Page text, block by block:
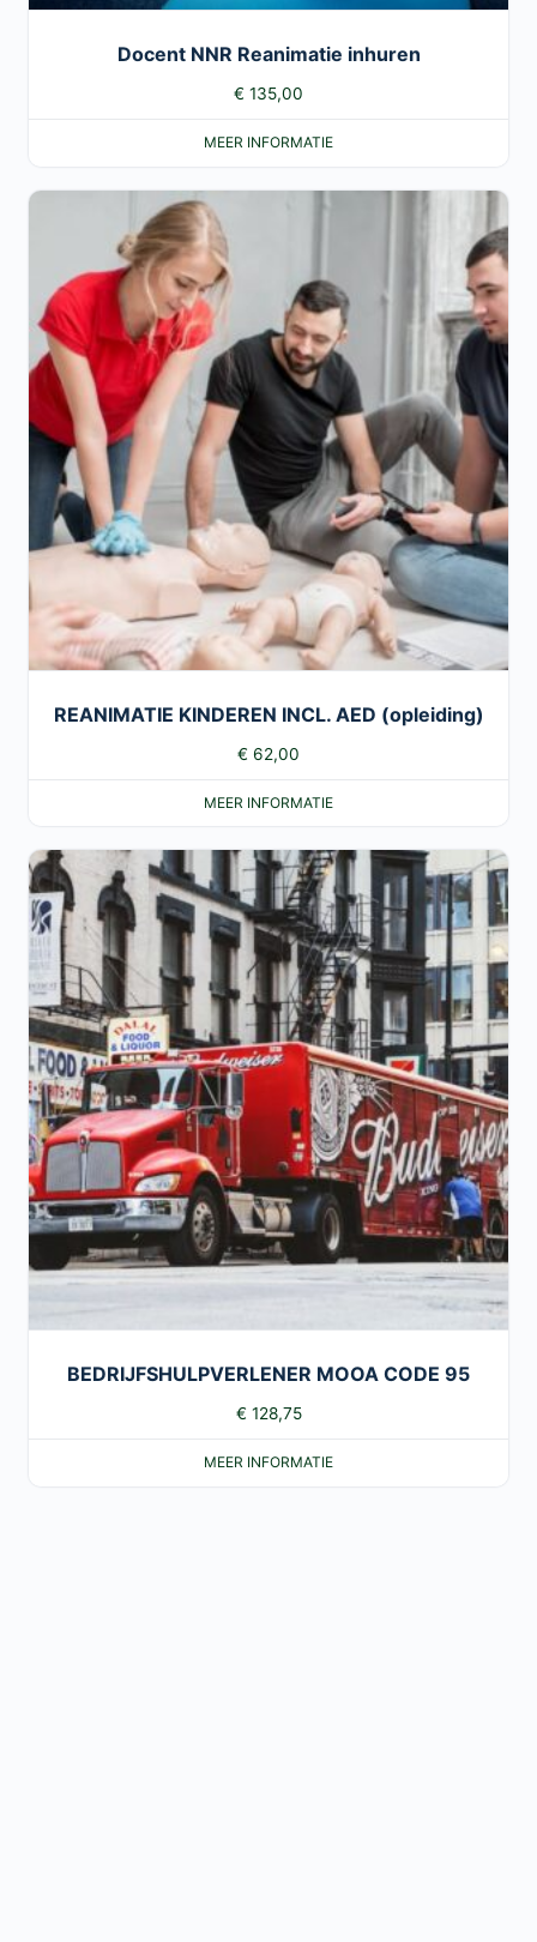
Docent NNR Reanimatie inhuren
€ 135,00
MEER INFORMATIE
REANIMATIE KINDEREN INCL. AED (opleiding)
€ 62,00
MEER INFORMATIE
BEDRIJFSHULPVERLENER MOOA CODE 95
€ 128,75
MEER INFORMATIE